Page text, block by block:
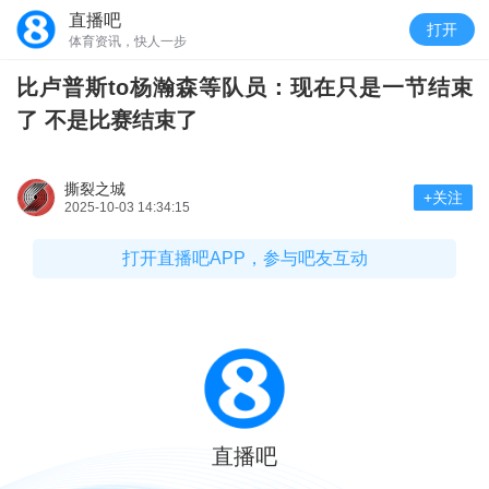
直播吧
体育资讯，快人一步
打开
比卢普斯to杨瀚森等队员：现在只是一节结束
了 不是比赛结束了
撕裂之城
2025-10-03 14:34:15
+关注
打开直播吧APP，参与吧友互动
直播吧